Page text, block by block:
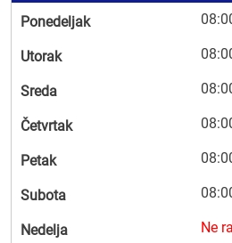
Ponedeljak
Utorak
Sreda
Četvrtak
Petak
Subota
Nedelja Ne